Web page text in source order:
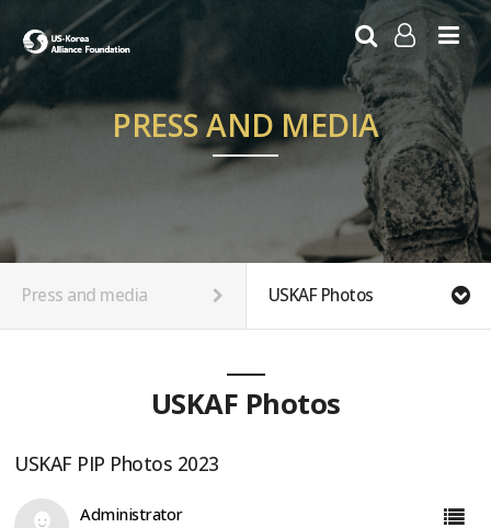
LOG IN
SIGN UP
PRESS AND MEDIA
Press and media USKAF Photos
USKAF Photos
USKAF PIP Photos 2023
Administrator